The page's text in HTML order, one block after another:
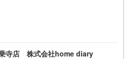
寺店 株式会社home diary